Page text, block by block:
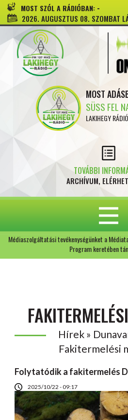
MOST SZÓL A RÁDIÓBAN: -
2026. AUGUSZTUS 08. SZOMBAT
MOST
SÜSS FEL
LAKIHEGY RÁDIÓ
TOVÁBBI
ARCHÍVUM,
Médiaszolgáltatási tevékenységünket a
Program keretében
Hírek »
Fakitermelési
Folytatódik a fakitermelés
2025/10/22 - 09:17